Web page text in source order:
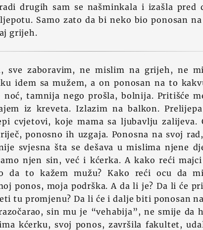
drugih sam se našminkala i izašla pred
Samo zato da bi neko bio ponosan
grijeh.
sve zaboravim, ne mislim na grijeh, ne
idem sa mužem, a on ponosan na to
noć, tamnija nego prošla, bolnija. Pritišće
iz kreveta. Izlazim na balkon.
cvjetovi, koje mama sa ljubavlju zalijeva.
ponosno ih uzgaja. Ponosna na svoj
svjesna šta se dešava u mislima njene
njen sin, već i kćerka. A kako reći
da to kažem mužu? Kako reći ocu da
ponos, moja podrška. A da li je? Da li će
tu promjenu? Da li će i dalje biti ponosan
sin mu je “vehabija”, ne smije da
kćerku, svoj ponos, završila fakultet,